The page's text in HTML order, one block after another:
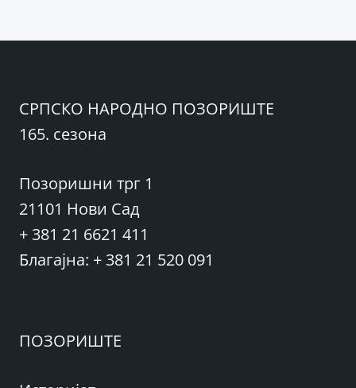
СРПСКО НАРОДНО ПОЗОРИШТЕ
165. сезона
Позоришни трг 1
21101 Нови Сад
+ 381 21 6621 411
Благајна: + 381 21 520 091
ПОЗОРИШТЕ